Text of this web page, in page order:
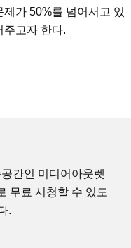
가 50%를 넘어서고 있
주고자 한다.
간인 미디어아웃렛
무료 시청할 수 있도
.